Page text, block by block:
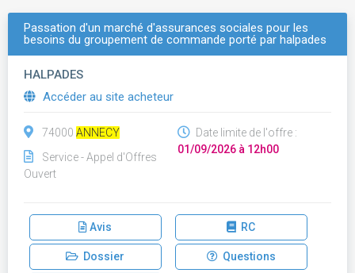
Passation d'un marché d'assurances sociales pour les
besoins du groupement de commande porté par halpades
HALPADES
Accéder au site acheteur
74000 ANNECY
Service - Appel d'Offres
Ouvert
Date limite de l'offre :
01/09/2026 à 12h00
Avis RC
Dossier Questions